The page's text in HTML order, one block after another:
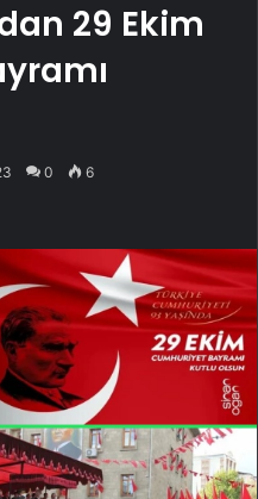
29 Ekim
0 6